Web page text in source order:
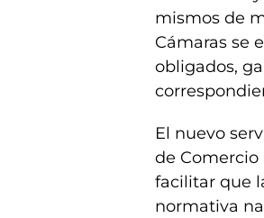
mismos de
Cámaras se
obligados,
El nuevo
de Comercio
facilitar que
normativa